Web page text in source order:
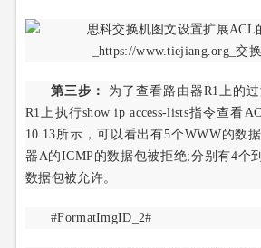
第三步：
为了查看路由器R1上的
R1上执行show ip access-lists指令查看
10.13所示，可以看出有5个WWW的数
器A的ICMP的数据包被拒绝;分别有4个
数据包被允许。
#FormatImgID_2#